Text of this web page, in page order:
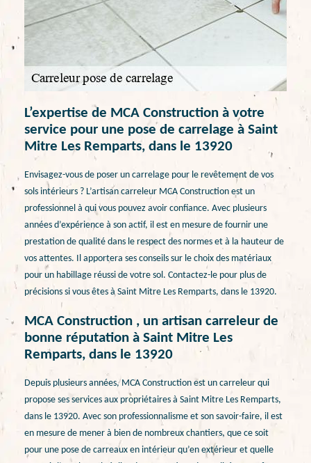
L’expertise de MCA Construction à votre
service pour une pose de carrelage à Saint
Mitre Les Remparts, dans le 13920
Envisagez-vous de poser un carrelage pour le revêtement de vos
sols intérieurs ? L’artisan carreleur MCA Construction est un
professionnel à qui vous pouvez avoir confiance. Avec plusieurs
années d’expérience à son actif, il est en mesure de fournir une
prestation de qualité dans le respect des normes et à la hauteur de
vos attentes. Il apportera ses conseils sur le choix des matériaux
pour un habillage réussi de votre sol. Contactez-le pour plus de
précisions si vous êtes à Saint Mitre Les Remparts, dans le 13920.
MCA Construction , un artisan carreleur de
bonne réputation à Saint Mitre Les
Remparts, dans le 13920
Depuis plusieurs années, MCA Construction est un carreleur qui
propose ses services aux propriétaires à Saint Mitre Les Remparts,
dans le 13920. Avec son professionnalisme et son savoir-faire, il est
en mesure de mener à bien de nombreux chantiers, que ce soit
pour une pose de carreaux en intérieur qu’en extérieur et quelle